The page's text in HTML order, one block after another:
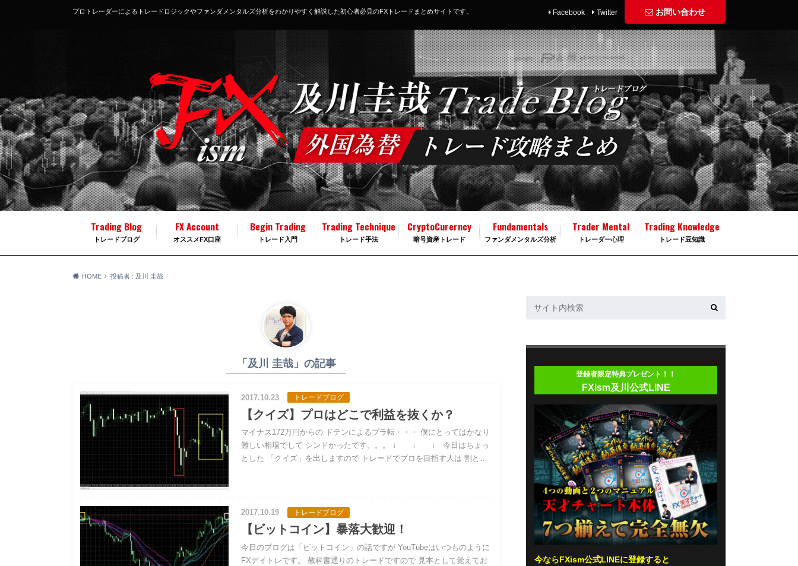
プロトレーダーによるトレードロジックやファンダメンタルズ分析をわかりやすく解説した初心者必見のFXトレードまとめサイトです。 お問い合わせ
Facebook Twitter
トレードブログ
Trading Blog
オススメFX口座
FX Account
トレード入門
Begin Trading
トレード手法
Trading Technique
暗号資産トレード
CryptoCurerncy
ファンダメンタルズ分析
Fundamentals
トレーダー心理
Trader Mental
トレード豆知識
Trading Knowledge
HOME 投稿者 : 及川 圭哉
「及川 圭哉」の記事
2017.10.23 トレードブログ
【クイズ】プロはどこで利益を抜くか？
マイナス172万円からの ドテンによるプラ転・・・ 僕にとってはかなり
難しい相場でして シンドかったです。。。 ↓ ↓ ↓ 今日はちょっ
とした 「クイズ」を出しますので トレードでプロを目指す人は 割と…
2017.10.19 トレードブログ
【ビットコイン】暴落大歓迎！
今日のブログは「ビットコイン」の話ですが YouTubeはいつものように
FXデイトレです。 教科書通りのトレードですので 見本として覚えてお
登録者限定特典プレゼント！！
FXism及川公式LINE
今ならFXism公式LINEに登録すると